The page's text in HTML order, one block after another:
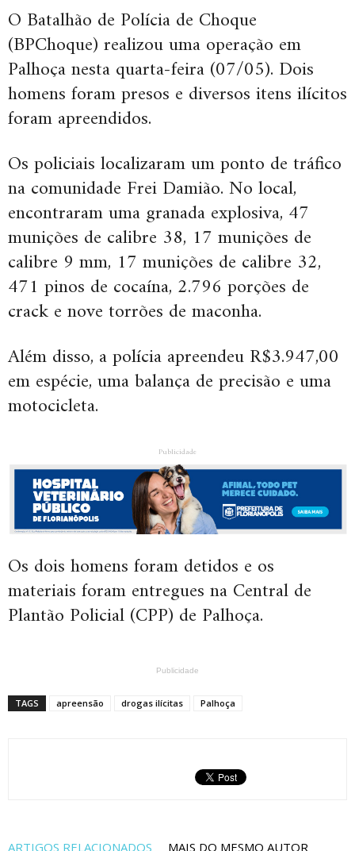
O Batalhão de Polícia de Choque
(BPChoque) realizou uma operação em
Palhoça nesta quarta-feira (07/05). Dois
homens foram presos e diversos itens ilícitos
foram apreendidos.
Os policiais localizaram um ponto de tráfico
na comunidade Frei Damião. No local,
encontraram uma granada explosiva, 47
munições de calibre 38, 17 munições de
calibre 9 mm, 17 munições de calibre 32,
471 pinos de cocaína, 2.796 porções de
crack e nove torrões de maconha.
Além disso, a polícia apreendeu R$3.947,00
em espécie, uma balança de precisão e uma
motocicleta.
Publicidade
Os dois homens foram detidos e os
materiais foram entregues na Central de
Plantão Policial (CPP) de Palhoça.
Publicidade
TAGS apreensão drogas ilícitas Palhoça
ARTIGOS RELACIONADOS MAIS DO MESMO AUTOR